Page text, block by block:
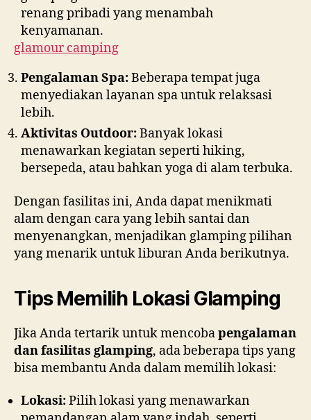
renang pribadi yang menambah
kenyamanan.
glamour camping
Pengalaman Spa:Beberapa tempat juga
menyediakan layanan spa untuk relaksasi
lebih.
Aktivitas Outdoor:Banyak lokasi
menawarkan kegiatan seperti hiking,
bersepeda, atau bahkan yoga di alam terbuka.
Dengan fasilitas ini, Anda dapat menikmati
alam dengan cara yang lebih santai dan
menyenangkan, menjadikan glamping pilihan
yang menarik untuk liburan Anda berikutnya.
Tips Memilih Lokasi Glamping
Jika Anda tertarik untuk mencobapengalaman
dan fasilitas glamping, ada beberapa tips yang
bisa membantu Anda dalam memilih lokasi:
Lokasi:Pilih lokasi yang menawarkan